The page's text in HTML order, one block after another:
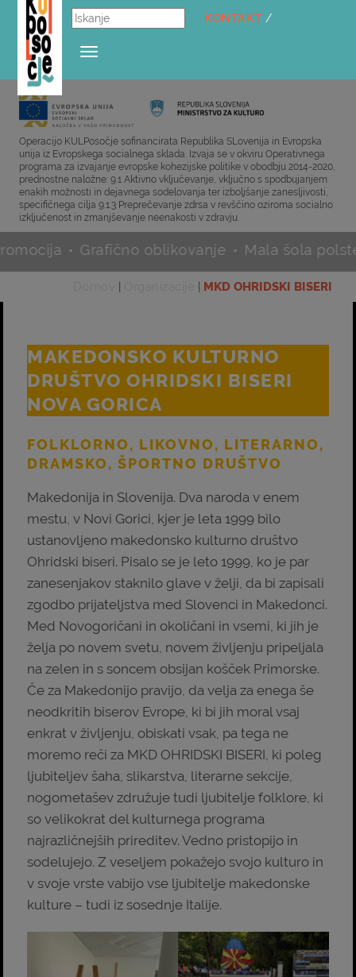
Toggle
navigation
KONTAKT /
Operacijo KULPosočje sofinancirata Republika SLovenija in Evropska
unija iz Evropskega socialnega sklada. Izvaja se v okviru Operativnega
programa za izvajanje evropske kohezijske politike v obodbju 2014-2020,
prednostne naložne: 9.1 Aktivno vključevanje, vključno s spodbujanjem
enakih možnosti in dejavnega sodelovanja ter izboljšanje zanesljivosti,
specifičnega cilja 9.1.3 Preprečevanje zdrsa v revščino oziroma socialno
izključenost in zmanjševanje neenakosti v zdravju.
•Grafično oblikovanje •Mala šola polstenja•
| | MKD OHRIDSKI BISERI
MAKEDONSKO KULTURNO
DRUŠTVO OHRIDSKI BISERI
NOVA GORICA
FOLKLORNO, LIKOVNO, LITERARNO,
DRAMSKO, ŠPORTNO DRUŠTVO
Makedonija in Slovenija. Dva naroda v enem
mestu, v Novi Gorici, kjer je leta 1999 bilo
ustanovljeno makedonsko kulturno društvo
Ohridski biseri. Pisalo se je leto 1999, ko je par
zanesenjakov staknilo glave v želji, da bi zapisali
zgodbo prijateljstva med Slovenci in Makedonci.
Med Novogoričani in okoličani in vsemi, ki jih je
želja po novem svetu, novem življenju pripeljala
na zelen in s soncem obsijan košček Primorske.
Če za Makedonijo pravijo, da velja za enega še
neodkritih biserov Evrope, ki bi jih moral vsaj
enkrat v življenju, obiskati vsak, pa tega ne
moremo reči za MKD OHRIDSKI BISERI, ki poleg
ljubiteljev šaha, slikarstva, literarne sekcije,
nogometašev združuje tudi ljubitelje folklore, ki
so velikokrat del kulturnega programa
najrazličnejših prireditev. Vedno pristopijo in
sodelujejo. Z veseljem pokažejo svojo kulturo in
v svoje vrste vabijo vse ljubitelje makedonske
kulture – tudi iz sosednje Italije.